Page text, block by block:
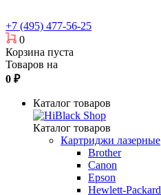
+7 (495) 477-56-25
0
Корзина пуста
Товаров на
0 ₽
Каталог товаров
Каталог товаров
Картриджи лазерные
Brother
Canon
Epson
Hewlett-Packard